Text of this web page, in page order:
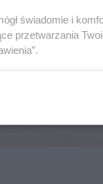
świadomie i
przetwarzania